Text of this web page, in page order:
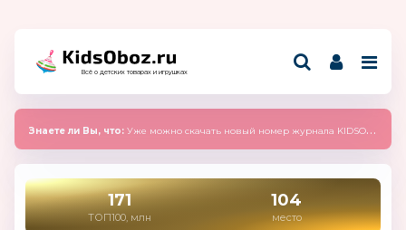
Всё о детских товарах и игрушках
Знаете ли Вы, что: Уже можно скачать новый номер журнала KIDSOBOZ 2025 (сентябрь)
171
ТОП100, млн
104
место